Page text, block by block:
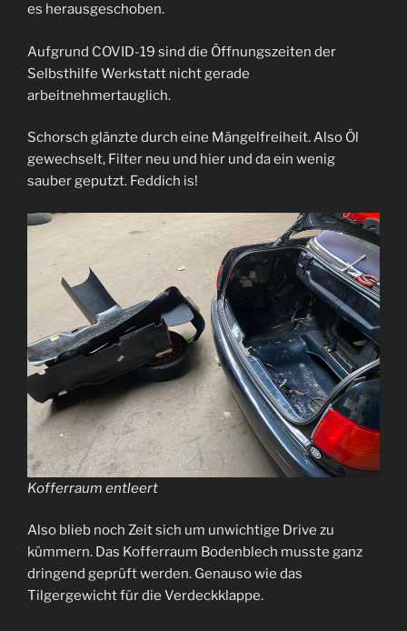
es herausgeschoben.
Aufgrund COVID-19 sind die Öffnungszeiten der
Selbsthilfe Werkstatt nicht gerade
arbeitnehmertauglich.
Schorsch glänzte durch eine Mängelfreiheit. Also Öl
gewechselt, Filter neu und hier und da ein wenig
sauber geputzt. Feddich is!
Kofferraum entleert
Also blieb noch Zeit sich um unwichtige Drive zu
kümmern. Das Kofferraum Bodenblech musste ganz
dringend geprüft werden. Genauso wie das
Tilgergewicht für die Verdeckklappe.